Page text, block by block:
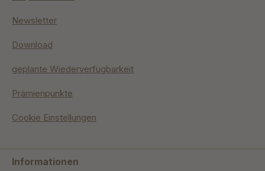
Newsletter
Download
geplante Wiederverfügbarkeit
Prämienpunkte
Cookie Einstellungen
Informationen